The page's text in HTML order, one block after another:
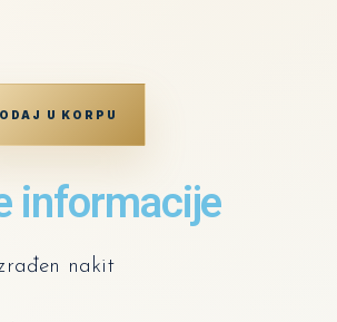
U KORPU
informacije
nakit